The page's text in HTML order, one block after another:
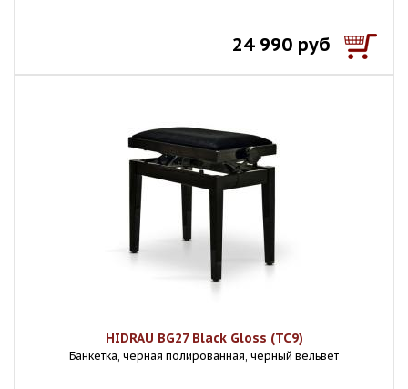
24 990 руб
HIDRAU BG27 Black Gloss (TC9)
Банкетка, черная полированная, черный вельвет